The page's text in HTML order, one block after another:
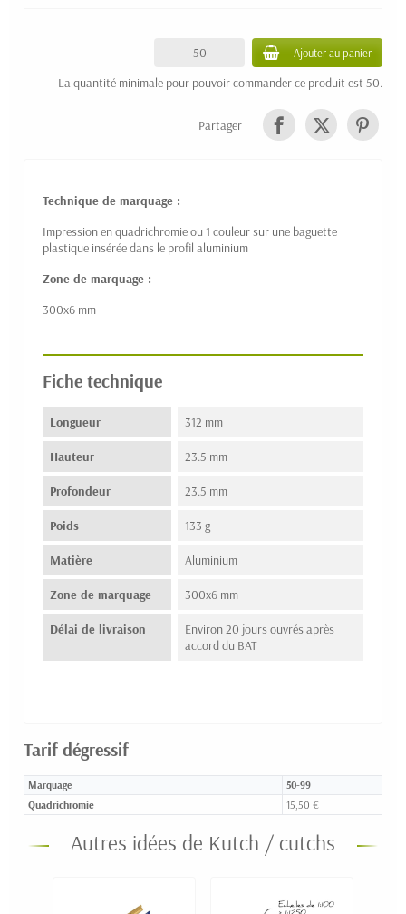
Ajouter au panier
La quantité minimale pour pouvoir commander ce produit est 50.
Partager
Technique de marquage :
Impression en quadrichromie ou 1 couleur sur une baguette
plastique insérée dans le profil aluminium
Zone de marquage :
300x6 mm
Fiche technique
Longueur 312 mm
Hauteur 23.5 mm
Profondeur 23.5 mm
Poids 133 g
Matière Aluminium
Zone de marquage 300x6 mm
Délai de livraison
Environ 20 jours ouvrés après
accord du BAT
Tarif dégressif
Marquage 50-99
Quadrichromie 15,50 €
Autres idées de Kutch / cutchs